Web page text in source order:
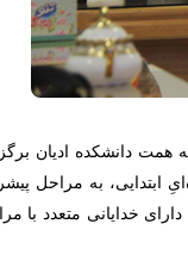
همت دانشکده ادیان
به مراحل
خدایانی متعدد با